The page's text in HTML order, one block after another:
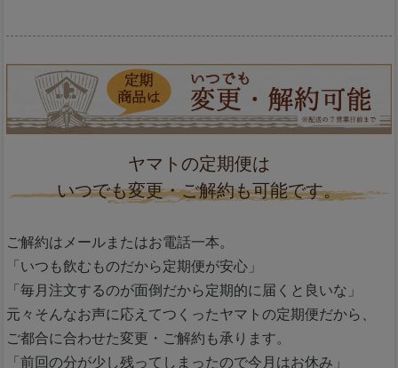
ヤマトの定期便は
いつでも変更・ご解約も可能です。
ご解約はメールまたはお電話一本。
「いつも飲むものだから定期便が安心」
「毎月注文するのが面倒だから定期的に届くと良いな」
元々そんなお声に応えてつくったヤマトの定期便だから、
ご都合に合わせた変更・ご解約も承ります。
「前回の分が少し残ってしまったので今月はお休み」